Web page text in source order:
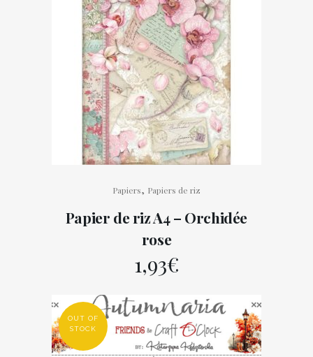
Papiers, Papiers de riz
Papier de riz A4 – Orchidée
rose
1,93€
OUT OF
STOCK